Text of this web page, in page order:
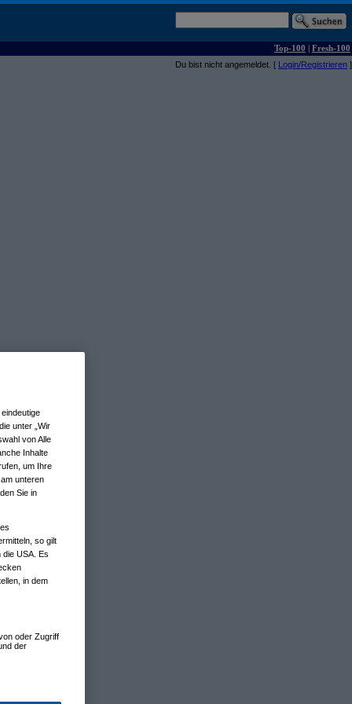
Top-100 | Fresh-100
Du bist nicht angemeldet. [ Login/Registrieren ]
unter „Wir
von Alle
Inhalte
um Ihre
unteren
Sie in
so gilt
die USA. Es
in dem
oder Zugriff
der